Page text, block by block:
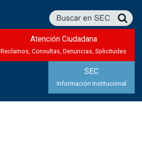
Atención Ciudadana
Reclamos, Consultas, Denuncias, Solicitudes
SEC
Información Institucional